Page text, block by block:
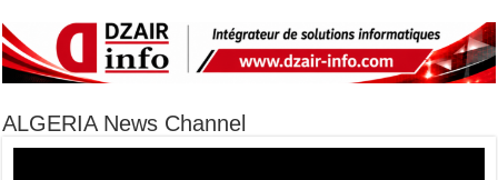
ALGERIA News Channel